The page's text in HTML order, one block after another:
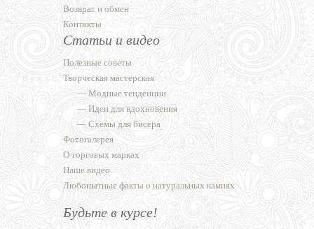
Возврат и обмен
Контакты
Статьи и видео
Полезные советы
Творческая мастерская
— Модные тенденции
— Идеи для вдохновения
— Схемы для бисера
Фотогалерея
О торговых марках
Наше видео
Любопытные факты о натуральных камнях
Будьте в курсе!